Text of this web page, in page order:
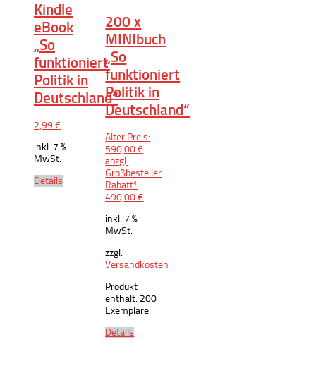
Kindle
eBook
„So
funktioniert
Politik in
Deutschland“
2,99 €
inkl. 7 %
MwSt.
Details
200 x
MINIbuch
„So
funktioniert
Politik in
Deutschland“
Alter Preis:
590,00€Ursprünglicher
war:
abzgl.
Großbesteller
Rabatt*
490,00€Aktueller
inkl. 7 %
MwSt.
zzgl.
Versandkosten
Produkt
enthält: 200
Exemplare
Details